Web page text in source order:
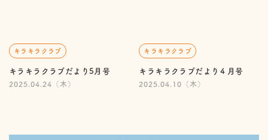
キラキラクラブ
キラキラクラブだより5月号
2025.04.24（木）
キラキラクラブ
キラキラクラブだより４月号
2025.04.10（木）